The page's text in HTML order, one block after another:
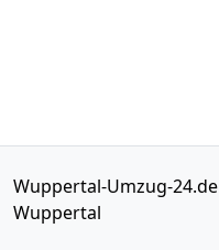
Wuppertal-Umzug-24.de
Wuppertal